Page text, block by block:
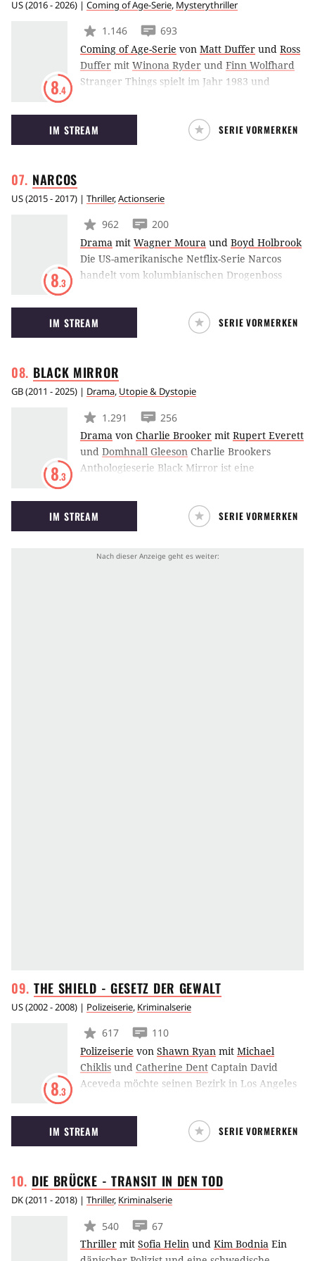
US(2016 - 2026) | Coming of Age-Serie, Mysterythriller
8.4
1.146
693
Coming of Age-Serie von Matt Duffer und Ross
Duffer mit Winona Ryder und Finn Wolfhard
Stranger Things spielt im Jahr 1983 und
übernatürliche Coming-of-Age-Kino der
1980er Jahre. Die Geschichte dreht sich um
einen Jungen, der unter mysteriösen
stoßen dabei nicht nur auf ein geheimnisvolles
Regierungsgeheimnis.
IM STREAM SERIE VORMERKEN
NARCOS
US(2015 - 2017) | Thriller,Actionserie
8.3
962
200
Drama mit Wagner Moura und Boyd Holbrook
Die US-amerikanische Netflix-Serie Narcos
handelt vom kolumbianischen Drogenboss
hinaus spielt der US-amerikanische DEA-Agent
Steve Murphy (Boyd Holbrook) eine
entscheidende Rolle im Drogenkrieg gegen die
IM STREAM SERIE VORMERKEN
BLACK MIRROR
GB(2011 - 2025) | Drama, Utopie & Dystopie
8.3
1.291
256
Drama von Charlie Brooker mit Rupert Everett
und Domhnall Gleeson Charlie Brookers
Anthologieserie Black Mirror ist eine
nahen Zukunft. Jede der einzelnen Episoden
erzählt dabei eine eigene Geschichte und
verfügt über einen individuellen Cast. Als
Grundgedanke: Wie leben wir Menschen in
IM STREAM SERIE VORMERKEN
THE SHIELD - GESETZ DER GEWALT
US(2002 - 2008) | Polizeiserie, Kriminalserie
8.3
617
110
Polizeiserie von Shawn Ryan mit Michael
Chiklis und Catherine Dent Captain David
Aceveda möchte seinen Bezirk in Los Angeles
auch politische Ambitionen hegt, das Strike
Team ein Dorn im Auge. Unter der Führung
von Detective Vic Mackey gelingt es dieser
Kriminalitätsrate im Bezirk spürbar zu
drücken – auch wenn sie es bei der Wahl ihrer
Fahndungserfolge geben dem Strike Team
Recht.
IM STREAM SERIE VORMERKEN
DIE BRÜCKE - TRANSIT IN DENTOD
DK(2011 - 2018) | Thriller, Kriminalserie
540
67
Thriller mit Sofia Helin und Kim Bodnia Ein